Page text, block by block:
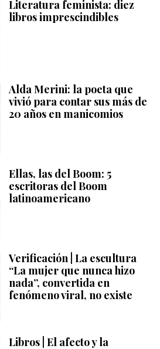
Literatura feminista: diez
libros imprescindibles
Alda Merini: la poeta que
vivió para contar sus más de
20 años en manicomios
Ellas, las del Boom: 5
escritoras del Boom
latinoamericano
Verificación | La escultura
“La mujer que nunca hizo
nada”, convertida en
fenómeno viral, no existe
Libros | El afecto y la